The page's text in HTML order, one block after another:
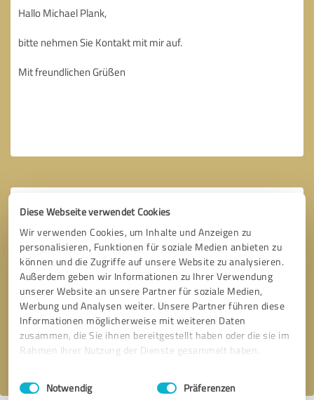
Diese Webseite verwendet Cookies
Wir verwenden Cookies, um Inhalte und Anzeigen zu
personalisieren, Funktionen für soziale Medien anbieten zu
können und die Zugriffe auf unsere Website zu analysieren.
Außerdem geben wir Informationen zu Ihrer Verwendung
unserer Website an unsere Partner für soziale Medien,
Werbung und Analysen weiter. Unsere Partner führen diese
Informationen möglicherweise mit weiteren Daten
zusammen, die Sie ihnen bereitgestellt haben oder die sie im
Rahmen Ihrer Nutzung der Dienste gesammelt haben.
Impressum Datenschutzbestimmungen
Einwilligungsauswahl
Notwendig Präferenzen
Bitte um Rückruf * Erforderliche Angaben
Nachricht senden
Ich stimme den Datenschutzbestimmungen zu.